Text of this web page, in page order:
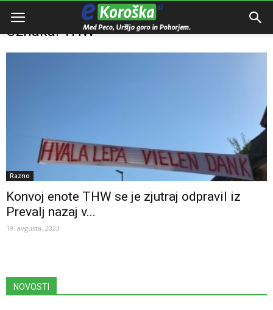
Domov THW
Oznaka: THW
Razno
Konvoj enote THW se je zjutraj odpravil iz
Prevalj nazaj v...
19. avgusta, 2023
NOVOSTI